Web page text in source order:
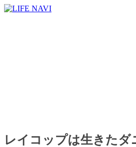
レイコップは生きたダ